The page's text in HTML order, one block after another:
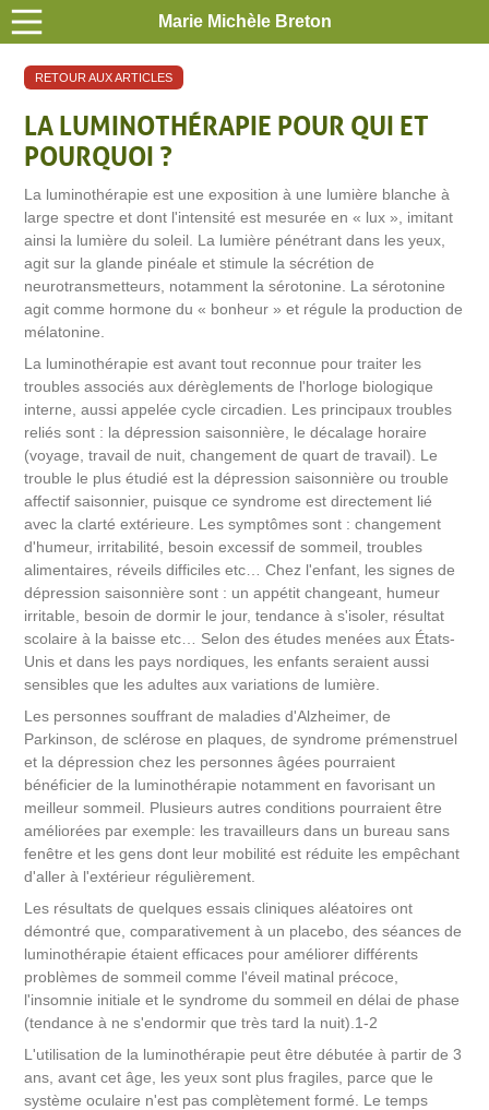
Marie Michèle Breton
RETOUR AUX ARTICLES
LA LUMINOTHÉRAPIE POUR QUI ET
POURQUOI ?
La luminothérapie est une exposition à une lumière blanche à
large spectre et dont l'intensité est mesurée en « lux », imitant
ainsi la lumière du soleil. La lumière pénétrant dans les yeux,
agit sur la glande pinéale et stimule la sécrétion de
neurotransmetteurs, notamment la sérotonine. La sérotonine
agit comme hormone du « bonheur » et régule la production de
mélatonine.
La luminothérapie est avant tout reconnue pour traiter les
troubles associés aux dérèglements de l'horloge biologique
interne, aussi appelée cycle circadien. Les principaux troubles
reliés sont : la dépression saisonnière, le décalage horaire
(voyage, travail de nuit, changement de quart de travail). Le
trouble le plus étudié est la dépression saisonnière ou trouble
affectif saisonnier, puisque ce syndrome est directement lié
avec la clarté extérieure. Les symptômes sont : changement
d'humeur, irritabilité, besoin excessif de sommeil, troubles
alimentaires, réveils difficiles etc… Chez l'enfant, les signes de
dépression saisonnière sont : un appétit changeant, humeur
irritable, besoin de dormir le jour, tendance à s'isoler, résultat
scolaire à la baisse etc… Selon des études menées aux États-
Unis et dans les pays nordiques, les enfants seraient aussi
sensibles que les adultes aux variations de lumière.
Les personnes souffrant de maladies d'Alzheimer, de
Parkinson, de sclérose en plaques, de syndrome prémenstruel
et la dépression chez les personnes âgées pourraient
bénéficier de la luminothérapie notamment en favorisant un
meilleur sommeil. Plusieurs autres conditions pourraient être
améliorées par exemple: les travailleurs dans un bureau sans
fenêtre et les gens dont leur mobilité est réduite les empêchant
d'aller à l'extérieur régulièrement.
Les résultats de quelques essais cliniques aléatoires ont
démontré que, comparativement à un placebo, des séances de
luminothérapie étaient efficaces pour améliorer différents
problèmes de sommeil comme l'éveil matinal précoce,
l'insomnie initiale et le syndrome du sommeil en délai de phase
(tendance à ne s'endormir que très tard la nuit).1-2
L'utilisation de la luminothérapie peut être débutée à partir de 3
ans, avant cet âge, les yeux sont plus fragiles, parce que le
système oculaire n'est pas complètement formé. Le temps